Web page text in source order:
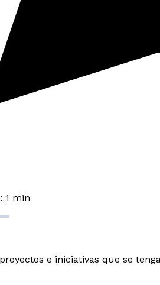
1 min
e iniciativas que se